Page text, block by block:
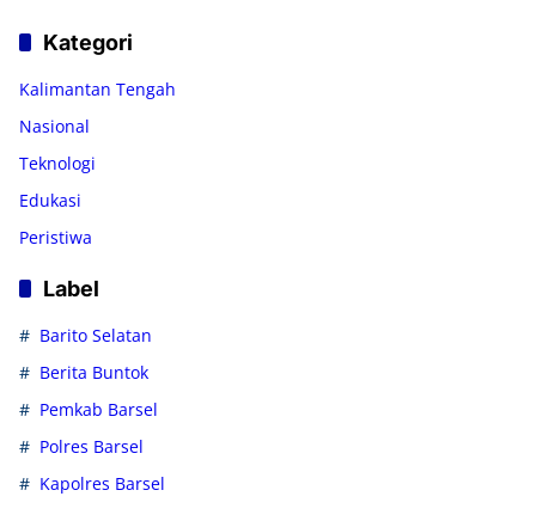
Kategori
Kalimantan Tengah
Nasional
Teknologi
Edukasi
Peristiwa
Label
Barito Selatan
Berita Buntok
Pemkab Barsel
Polres Barsel
Kapolres Barsel